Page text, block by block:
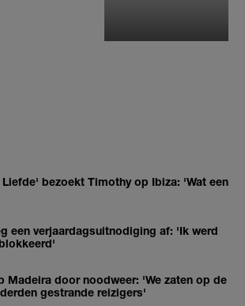
bezoekt Timothy op Ibiza: 'Wat een
een verjaardagsuitnodiging af: 'Ik werd
Madeira door noodweer: 'We zaten op de
gestrande reizigers'